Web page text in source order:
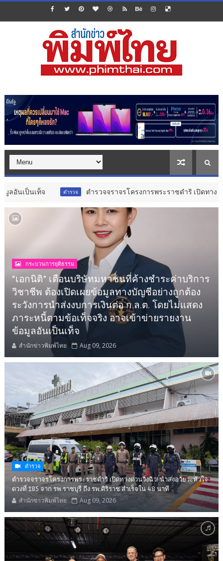
รวจ ตำรวจจราจรโครงการพระราชดำริ เปิดทางด่วนวิ่งฉิว! นำส่งอวัยว
กระบวนการยุติธรรม
“เอกนิติ” เตือนบริษัทมหาชนที่ค้างชำระค่าบริการ
วิชาชีพ ต้องเปิดเผยข้อมูลทางบัญชีอย่างถูกต้อง
ระวังการนำส่งงบการเงินต่อ ก.ล.ต. โดยไม่แสดง
ภาระหนี้ตามข้อเท็จจริง อาจเข้าข่ายรายงาน
ข้อมูลอันเป็นเท็จ
สำนักข่าวพิมพ์ไทย Aug 09, 2026
ตำรวจ
ตำรวจจราจรโครงการพระราชดำริ เปิดทางด่วนวิ่งฉิว! นำส่งอวัยวะหัวใจ
ดวงที่ 185 จาก รพ.ราชบุรี ถึง รพ.ศิริราช สำเร็จใน 48 นาที
สำนักข่าวพิมพ์ไทย Aug 09, 2026